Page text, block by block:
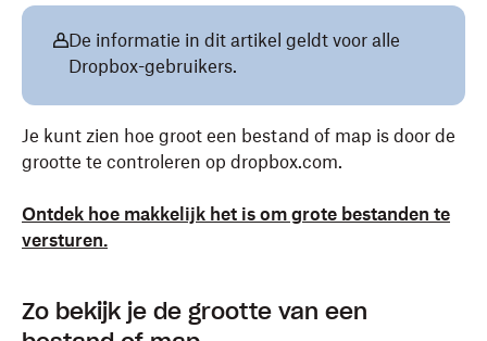
De informatie in dit artikel geldt voor alle
Dropbox-gebruikers.
Je kunt zien hoe groot een bestand of map is door de
grootte te controleren op dropbox.com.
Ontdek hoe makkelijk het is om grote bestanden te
versturen.
Zo bekijk je de grootte van een